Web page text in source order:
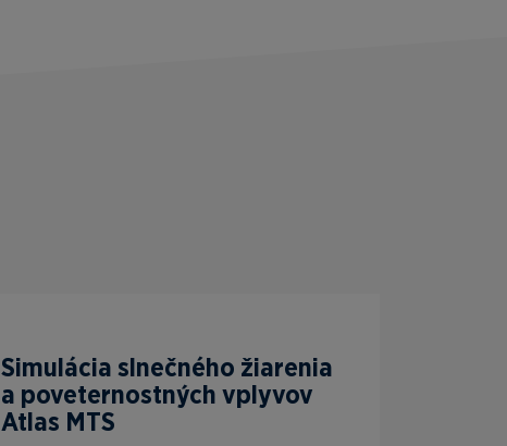
Simulácia slnečného žiarenia
a poveternostných vplyvov
Atlas MTS